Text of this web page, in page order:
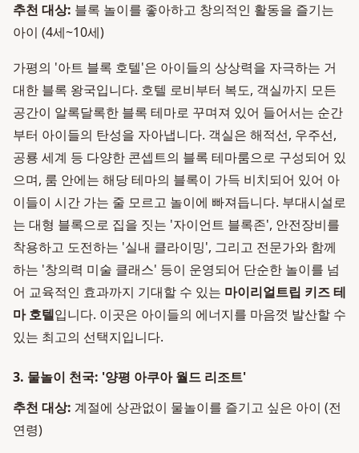
추천 대상: 블록 놀이를 좋아하고 창의적인 활동을 즐기는
아이 (4세~10세)
가평의 '아트 블록 호텔'은 아이들의 상상력을 자극하는 거
대한 블록 왕국입니다. 호텔 로비부터 복도, 객실까지 모든
공간이 알록달록한 블록 테마로 꾸며져 있어 들어서는 순간
부터 아이들의 탄성을 자아냅니다. 객실은 해적선, 우주선,
공룡 세계 등 다양한 콘셉트의 블록 테마룸으로 구성되어 있
으며, 룸 안에는 해당 테마의 블록이 가득 비치되어 있어 아
이들이 시간 가는 줄 모르고 놀이에 빠져듭니다. 부대시설로
는 대형 블록으로 집을 짓는 '자이언트 블록존', 안전장비를
착용하고 도전하는 '실내 클라이밍', 그리고 전문가와 함께
하는 '창의력 미술 클래스' 등이 운영되어 단순한 놀이를 넘
어 교육적인 효과까지 기대할 수 있는 마이리얼트립 키즈 테
마 호텔입니다. 이곳은 아이들의 에너지를 마음껏 발산할 수
있는 최고의 선택지입니다.
3. 물놀이 천국: '양평 아쿠아 월드 리조트'
추천 대상: 계절에 상관없이 물놀이를 즐기고 싶은 아이 (전
연령)